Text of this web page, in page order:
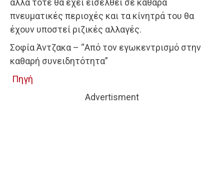
αλλά τότε θα έχει εισέλθει σε καθαρά
πνευματικές περιοχές και τα κίνητρά του θα
έχουν υποστεί ριζικές αλλαγές.
Σοφία Άντζακα – “Από τον εγωκεντρισμό στην
καθαρή συνειδητότητα”
Πηγή
Advertisment